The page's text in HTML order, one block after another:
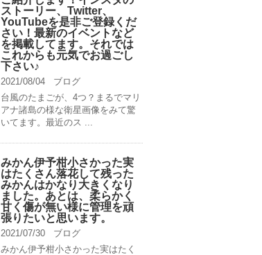
ストーリー、Twitter、
YouTubeを是非ご登録くだ
さい！最新のイベントなど
を掲載してます。それでは
これからも元気でお過ごし
下さい♪
2021/08/04
ブログ
台風のたまごが、4つ？まるでマリ
アナ諸島の様な衛星画像をみて驚
いてます。最近のス ...
みかん伊予柑小さかった実
はたくさん落花して残った
みかんはかなり大きくなり
ました。あとは、柔らかく
甘く傷が無い様に管理を頑
張りたいと思います。
2021/07/30
ブログ
みかん伊予柑小さかった実はたく